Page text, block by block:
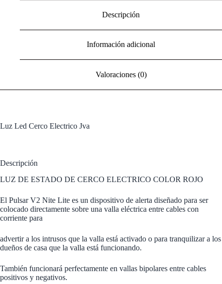
Descripción
Información adicional
Valoraciones (0)
Luz Led Cerco Electrico Jva
Descripción
LUZ DE ESTADO DE CERCO ELECTRICO COLOR ROJO
El Pulsar V2 Nite Lite es un dispositivo de alerta diseñado para ser
colocado directamente sobre una valla eléctrica entre cables con
corriente para
advertir a los intrusos que la valla está activado o para tranquilizar a los
dueños de casa que la valla está funcionando.
También funcionará perfectamente en vallas bipolares entre cables
positivos y negativos.